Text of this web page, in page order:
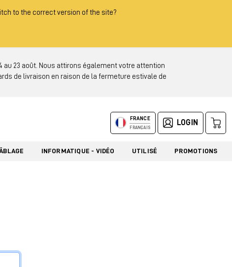
to the correct version of the site?
14 au 23 août. Nous attirons également votre attention
de livraison en raison de la fermeture estivale de
FRANCE
FRANÇAIS
LOGIN
INFORMATIQUE - VIDÉO UTILISÉ PROMOTIONS